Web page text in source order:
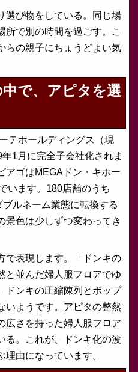
選び物をしている。同じ場
所で別の時間を過ごす。こ
らの親子にちょうどよい気
中で、アピタを選
テホールディングス（現
1月に完全子会社化されま
アゴはMEGAドン・キホー
います。180店舗のうち
ルネーム業態に転換する
景色は少しずつ変わってき
で表現します。「ドンキの
と並んだ婦人服フロアでゆ
ドンキの圧縮陳列とポップ
いようです。アピタの整然
広さを持った婦人服フロア
る。これが、ドンキ化の波
由になっています。